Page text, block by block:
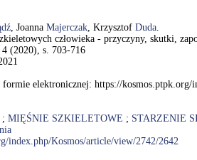
, Joanna Majerczak, Krzysztof Duda.
człowieka - przyczyny, skutki,
(2020), s. 703-716
elektronicznej: https://kosmos.ptpk.org/
; MIĘŚNIE SZKIELETOWE ; STARZENIE
index.php/Kosmos/article/view/2742/2642